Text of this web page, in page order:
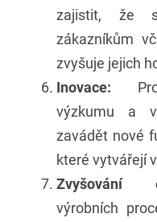
zajistit, že
zákazníkům
zvyšuje jejich
Inovace:
výzkumu a
zavádět nové
které vytvářejí
Zvyšování
výrobních